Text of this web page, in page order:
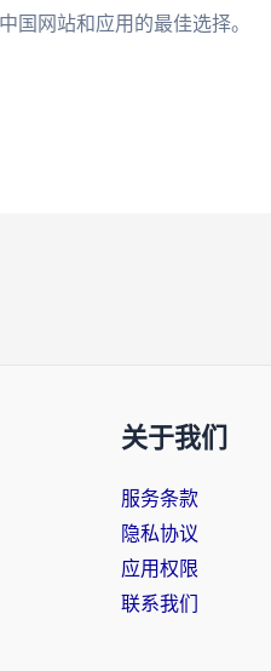
国网站和应用的最佳选择。
关于我们
服务条款
隐私协议
应用权限
联系我们